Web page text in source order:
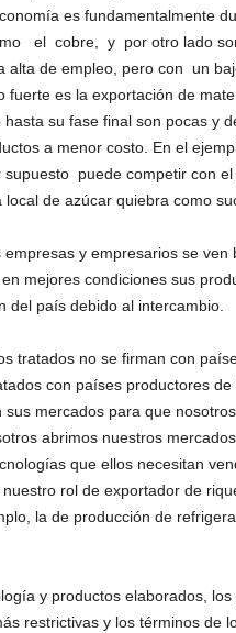
es fundamentalmente
el cobre, y por otro lado
de empleo, pero con un
fuerte es la exportación de
su fase final son pocas y
a menor costo. En el
puede competir con
local de azúcar quiebra como
y empresarios se
mejores condiciones sus
del país debido al intercambio.
tratados no se firman con
con países productores
mercados para que
abrimos nuestros
que ellos necesitan
rol de exportador de
la de producción de
y productos elaborados,
restrictivas y los términos de